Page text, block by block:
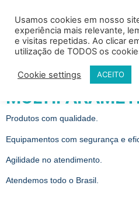
PRODUTOS
MONITORES
Produtos com qualidade.
Equipamentos com segurança e
Agilidade no atendimento.
Atendemos todo o Brasil.
Usamos cookies em nosso
experiência mais relevante,
e visitas repetidas. Ao clicar
utilização de TODOS os
Cookie settings ACEITO